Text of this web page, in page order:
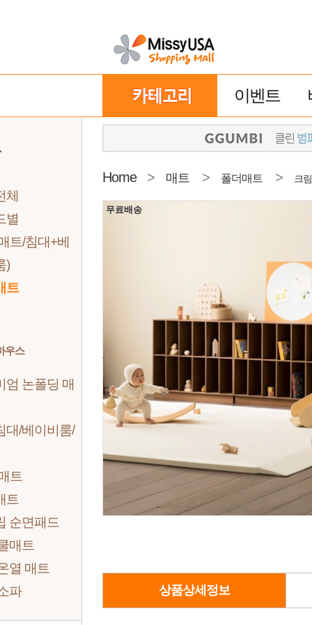
이벤트
체
별
트/침대+베
)
트
우스
엄 논폴딩 매
대/베이비룸/
트
트
순면패드
매트
열 매트
파
Home > 매트 > 폴더매트 > 크
무료배송
상품상세정보